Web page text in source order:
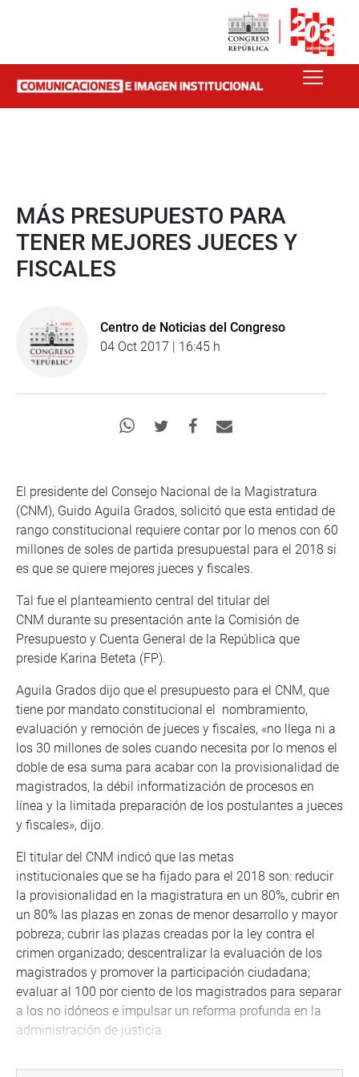
MÁS PRESUPUESTO PARA
TENER MEJORES JUECES Y
FISCALES
Centro de Noticias del Congreso
04 Oct 2017 | 16:45 h
El presidente del Consejo Nacional de la Magistratura
(CNM), Guido Aguila Grados, solicitó que esta entidad de
rango constitucional requiere contar por lo menos con 60
millones de soles de partida presupuestal para el 2018 si
es que se quiere mejores jueces y fiscales.
Tal fue el planteamiento central del titular del
CNM durante su presentación ante la Comisión de
Presupuesto y Cuenta General de la República que
preside Karina Beteta (FP).
Aguila Grados dijo que el presupuesto para el CNM, que
tiene por mandato constitucional el nombramiento,
evaluación y remoción de jueces y fiscales, «no llega ni a
los 30 millones de soles cuando necesita por lo menos el
doble de esa suma para acabar con la provisionalidad de
magistrados, la débil informatización de procesos en
línea y la limitada preparación de los postulantes a jueces
y fiscales», dijo.
El titular del CNM indicó que las metas
institucionales que se ha fijado para el 2018 son: reducir
la provisionalidad en la magistratura en un 80%, cubrir en
un 80% las plazas en zonas de menor desarrollo y mayor
pobreza; cubrir las plazas creadas por la ley contra el
crimen organizado; descentralizar la evaluación de los
magistrados y promover la participación ciudadana;
evaluar al 100 por ciento de los magistrados para separar
a los no idóneos e impulsar un reforma profunda en la
administración de justicia.